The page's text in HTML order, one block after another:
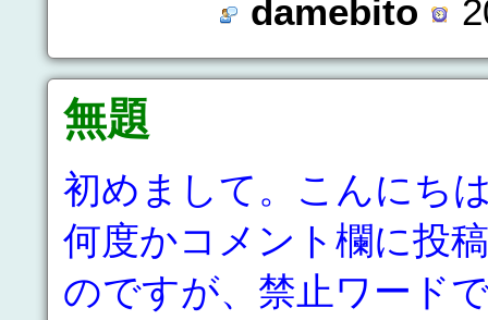
damebito
無題
初めまして。こんにち
何度かコメント欄に投
のですが、禁止ワード